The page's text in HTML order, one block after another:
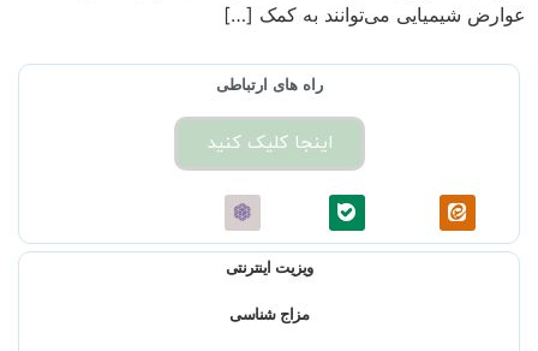
عوارض شیمیایی می‌توانند به کمک […]
راه های ارتباطی
اینجا کلیک کنید
ویزیت اینترنتی
مزاج شناسی